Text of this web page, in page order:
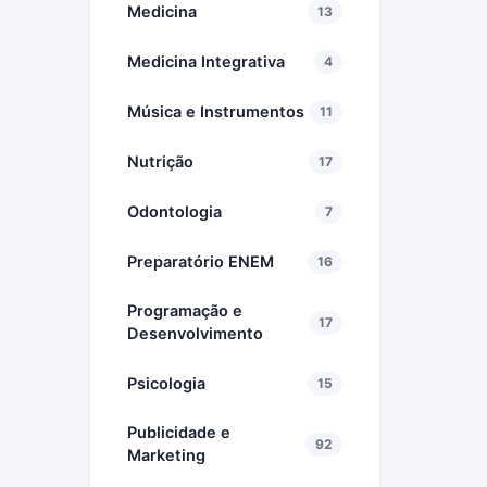
Medicina 13
Medicina Integrativa 4
Música e Instrumentos 11
Nutrição 17
Odontologia 7
Preparatório ENEM 16
Programação e
Desenvolvimento
17
Psicologia 15
Publicidade e
Marketing
92